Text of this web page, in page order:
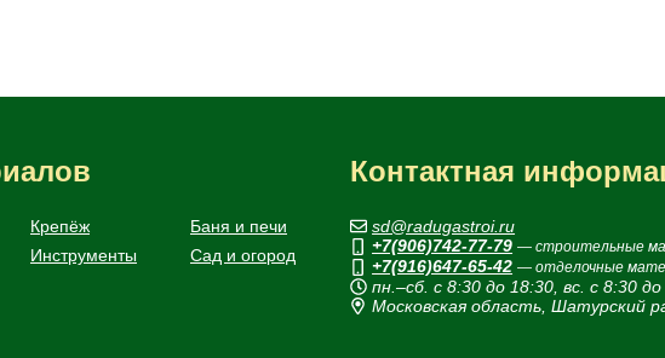
Крепёж
Баня и печи
Инструменты Сад и огород
Контактная
sd@radugastroi.ru
+7(906)742-77-79 — строительные
+7(916)647-65-42 — отделочные
пн.–сб. с 8:30 до 18:30, вс. с 8:30
Московская область, Шатурский